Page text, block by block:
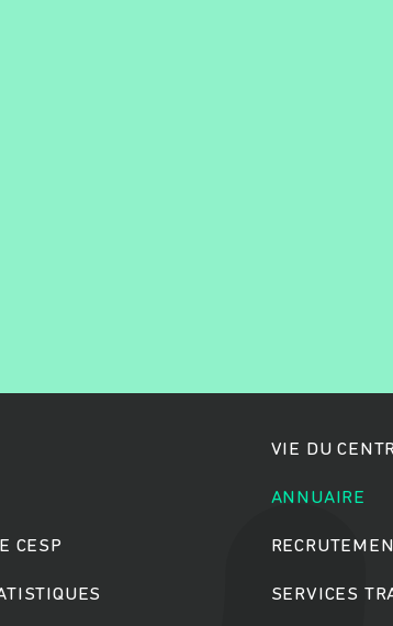
CESP
VIE DU
ANNUAIRE
SERVICES